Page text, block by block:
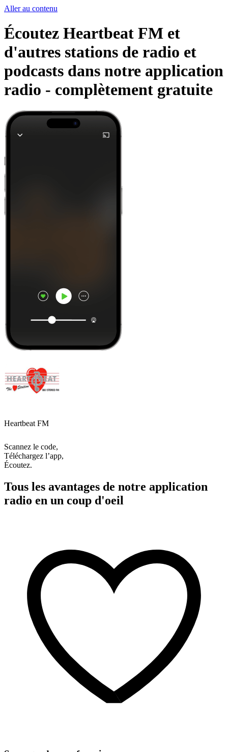
Aller au contenu
Écoutez Heartbeat FM et
d'autres stations de radio et
podcasts dans notre application
radio - complètement gratuite
Heartbeat FM
Scannez le code,
Téléchargez l’app,
Écoutez.
Tous les avantages de notre application
radio en un coup d'oeil